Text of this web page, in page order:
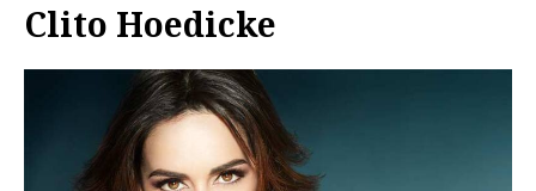
Clito Hoedicke